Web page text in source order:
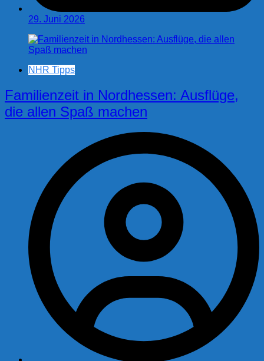
29. Juni 2026
NHR Tipps
Familienzeit in Nordhessen: Ausflüge,
die allen Spaß machen